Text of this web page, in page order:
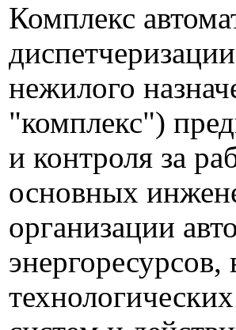
Комплекс
нежилого
"комплекс")
и контроля за
основных
организации
энергоресурсов,